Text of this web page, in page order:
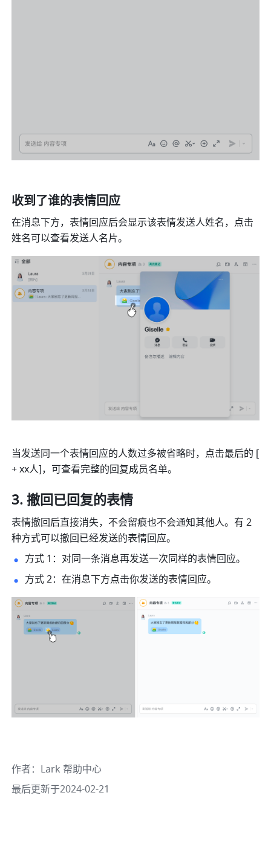
收到了谁的表情回应
在消息下方，表情回应后会显示该表情发送人姓名，点击
姓名可以查看发送人名片。
当发送同一个表情回应的人数过多被省略时，点击最后的 [
+ xx人]，可查看完整的回复成员名单。
撤回已回复的表情
表情撤回后直接消失，不会留痕也不会通知其他人。有 2
种方式可以撤回已经发送的表情回应。
方式 1：对同一条消息再发送一次同样的表情回应。
方式 2：在消息下方点击你发送的表情回应。
作者： Lark 帮助中心
最后更新于2024-02-21